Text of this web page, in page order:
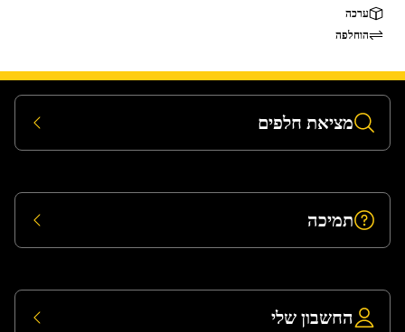
ערכה
הוחלפה
מציאת חלפים
תמיכה
החשבון שלי